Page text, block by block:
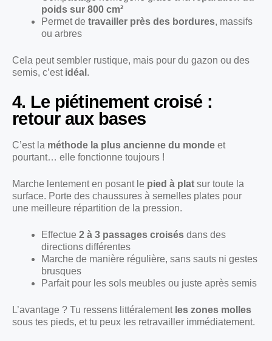
poids sur 800 cm²
Permet de travailler près des bordures, massifs
ou arbres
Cela peut sembler rustique, mais pour du gazon ou des
semis, c’est idéal .
4. Le piétinement croisé :
retour aux bases
C’est la méthode la plus ancienne du monde et
pourtant… elle fonctionne toujours !
Marche lentement en posant le pied à plat sur toute la
surface. Porte des chaussures à semelles plates pour
une meilleure répartition de la pression.
Effectue 2 à 3 passages croisés dans des
directions différentes
Marche de manière régulière, sans sauts ni gestes
brusques
Parfait pour les sols meubles ou juste après semis
L’avantage ? Tu ressens littéralement les zones molles
sous tes pieds, et tu peux les retravailler immédiatement.